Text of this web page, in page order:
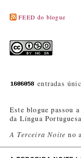
FEED do blogue
entradas
Este blogue passou
da Língua
A Terceira Noite no